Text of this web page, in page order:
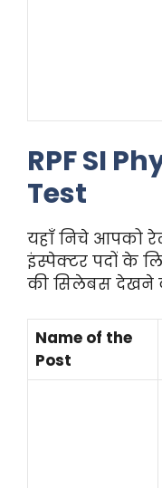
RPFSI
Test
यहाँ निचे आपको
इंस्पेक्टर पदों के
की सिलेबस देखने
Name of the
Post